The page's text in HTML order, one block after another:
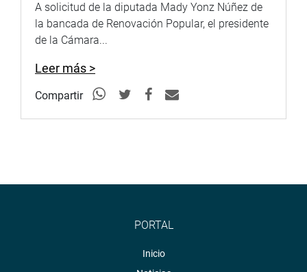
A solicitud de la diputada Mady Yonz Núñez de
la bancada de Renovación Popular, el presidente
de la Cámara...
Leer más >
Compartir
PORTAL
Inicio